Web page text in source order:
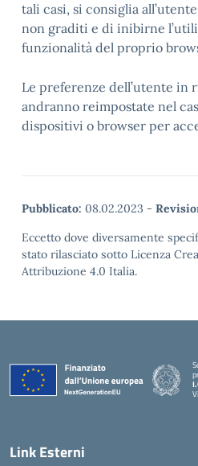
tali casi, si consiglia
non graditi e di inibirne
funzionalità del proprio
Le preferenze dell’utente in
andranno reimpostate nel
dispositivi o browser per
Pubblicato: 08.02.2023 -
Eccetto dove diversamente
stato rilasciato sotto Licenza
Attribuzione 4.0 Italia.
Link Esterni